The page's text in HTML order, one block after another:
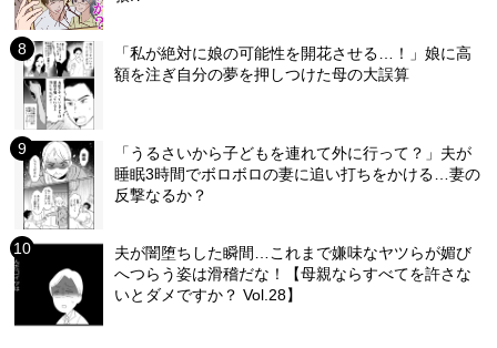
「私が絶対に娘の可能性を開花させる…！」娘に高
額を注ぎ自分の夢を押しつけた母の大誤算
「うるさいから子どもを連れて外に行って？」夫が
睡眠3時間でボロボロの妻に追い打ちをかける…妻の
反撃なるか？
夫が闇堕ちした瞬間…これまで嫌味なヤツらが媚び
へつらう姿は滑稽だな！【母親ならすべてを許さな
いとダメですか？ Vol.28】